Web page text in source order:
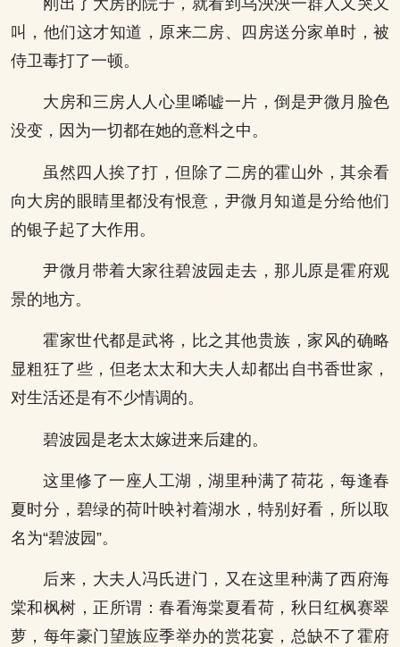
叫，他们这才知道，原来二房、四房送分家单时，被
侍卫毒打了一顿。
大房和三房人人心里唏嘘一片，倒是尹微月脸色
没变，因为一切都在她的意料之中。
虽然四人挨了打，但除了二房的霍山外，其余看
向大房的眼睛里都没有恨意，尹微月知道是分给他们
的银子起了大作用。
尹微月带着大家往碧波园走去，那儿原是霍府观
景的地方。
霍家世代都是武将，比之其他贵族，家风的确略
显粗狂了些，但老太太和大夫人却都出自书香世家，
对生活还是有不少情调的。
碧波园是老太太嫁进来后建的。
这里修了一座人工湖，湖里种满了荷花，每逢春
夏时分，碧绿的荷叶映衬着湖水，特别好看，所以取
名为“碧波园”。
后来，大夫人冯氏进门，又在这里种满了西府海
棠和枫树，正所谓：春看海棠夏看荷，秋日红枫赛翠
萝，每年豪门望族应季举办的赏花宴，总缺不了霍府